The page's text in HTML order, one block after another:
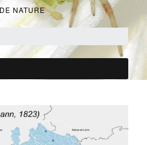
NATURE